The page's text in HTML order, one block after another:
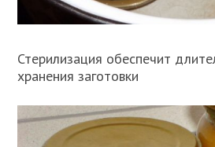
Стерилизация обеспечит
хранения заготовки